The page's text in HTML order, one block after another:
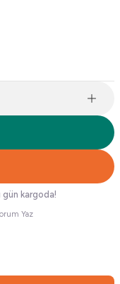
gün kargoda!
Yaz